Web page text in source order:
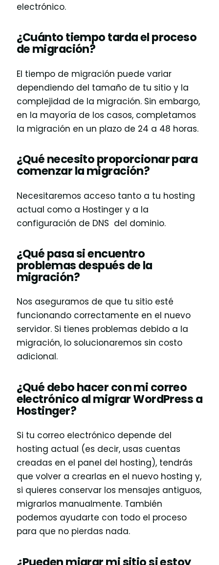
electrónico.
¿Cuánto tiempo tarda el proceso
de migración?
El tiempo de migración puede variar
dependiendo del tamaño de tu sitio y la
complejidad de la migración. Sin embargo,
en la mayoría de los casos, completamos
la migración en un plazo de 24 a 48 horas.
¿Qué necesito proporcionar para
comenzar la migración?
Necesitaremos acceso tanto a tu hosting
actual como a Hostinger y a la
configuración de DNS del dominio.
¿Qué pasa si encuentro
problemas después de la
migración?
Nos aseguramos de que tu sitio esté
funcionando correctamente en el nuevo
servidor. Si tienes problemas debido a la
migración, lo solucionaremos sin costo
adicional.
¿Qué debo hacer con mi correo
electrónico al migrar WordPress a
Hostinger?
Si tu correo electrónico depende del
hosting actual (es decir, usas cuentas
creadas en el panel del hosting), tendrás
que volver a crearlas en el nuevo hosting y,
si quieres conservar los mensajes antiguos,
migrarlos manualmente. También
podemos ayudarte con todo el proceso
para que no pierdas nada.